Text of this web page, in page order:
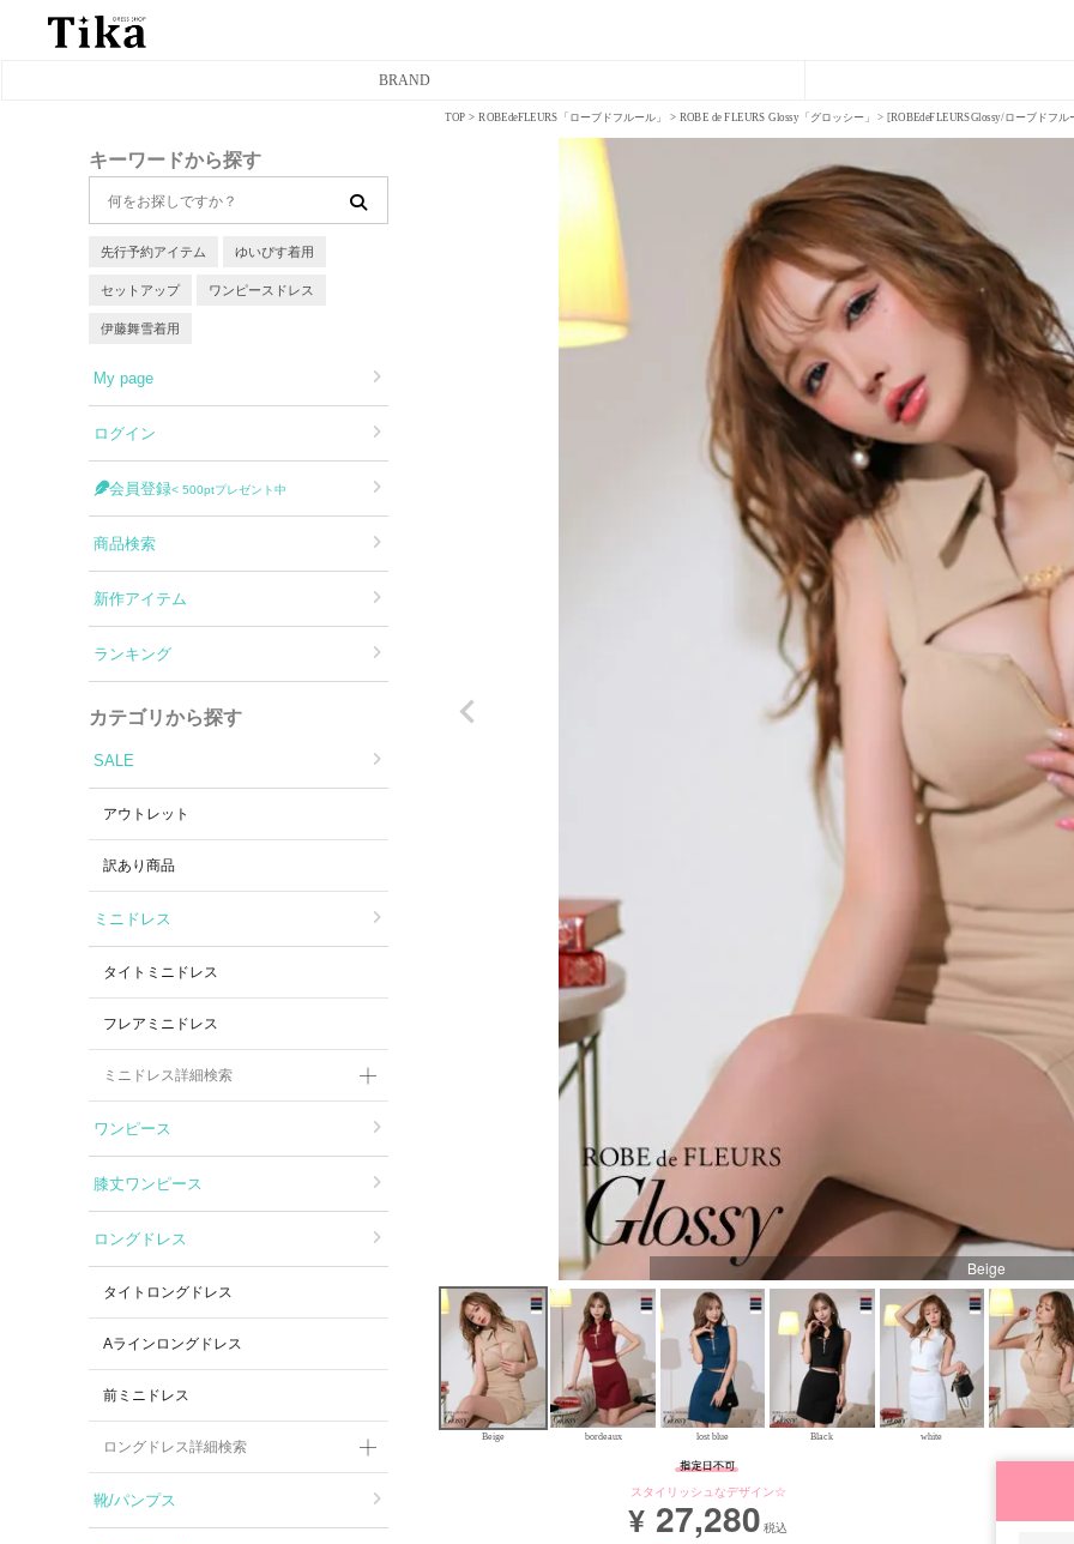
BRAND
フレアミニドレス
タイトロングドレス
Aラインロングドレス
バースデードレス
キーワードから探す
先行予約アイテム ゆいぴす着用
セットアップ ワンピースドレス
伊藤舞雪着用
My page
ログイン
会員登録< 500ptプレゼント中
商品検索
新作アイテム
ランキング
カテゴリから探す
SALE
アウトレット
訳あり商品
ミニドレス
タイトミニドレス
フレアミニドレス
ミニドレス詳細検索
ワンピース
膝丈ワンピース
ロングドレス
タイトロングドレス
Aラインロングドレス
前ミニドレス
ロングドレス詳細検索
靴/パンプス
TOP ROBEdeFLEURS「ローブドフルール」 ROBE de FLEURS Glossy「グロッシー」 [ROBEdeFLEURSGlossy/ローブドフ
Beige
Beige bordeaux lost blue Black white
スタイリッシュなデザイン☆
¥ 27,280 税込